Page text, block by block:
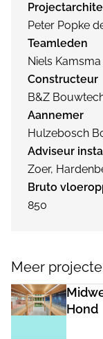
Peter Popke
Teamleden
Niels Kamsma
Constructeur
B&Z
Aannemer
Hulzebosch
Adviseur
Zoer,
Bruto
850
Meer
Hond